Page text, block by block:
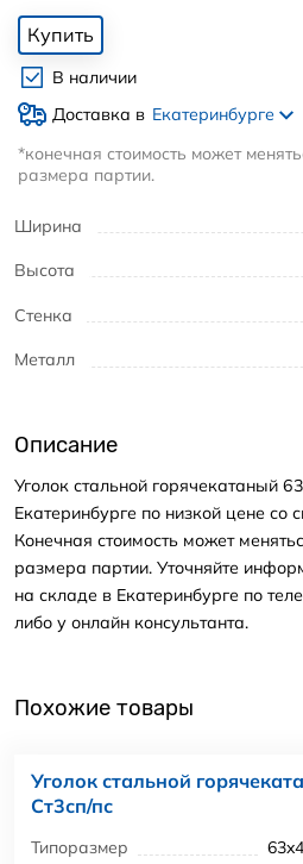
Ширина
Высота
Стенка
Металл
Купить
В наличии
Доставка в Екатеринбурге
*конечная стоимость может
размера партии.
Описание
Уголок стальной горячекатаный
Екатеринбурге по низкой цене
Конечная стоимость может
размера партии. Уточняйте
на складе в Екатеринбурге по
либо у онлайн консультанта.
Похожие товары
Уголок стальной
Ст3сп/пс
Типоразмер